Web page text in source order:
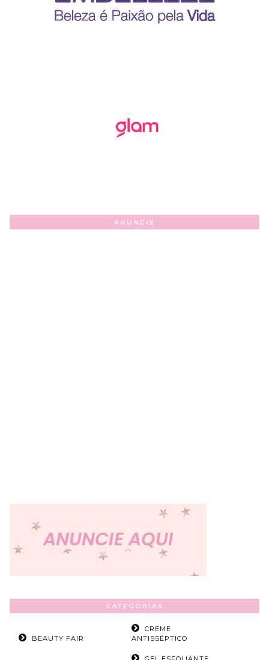
ANUNCIE
CATEGORIAS
BEAUTY FAIR
CREME
ANTISSÉPTICO